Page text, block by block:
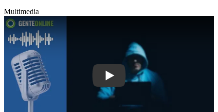
Multimedia
Play: Estafas crecieron 2000% en